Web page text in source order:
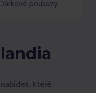
Dárkové poukazy
které